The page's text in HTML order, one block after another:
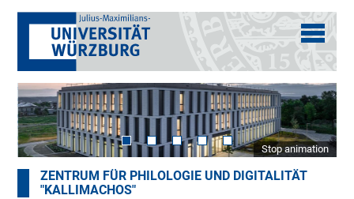
Stop animation
ZENTRUM FÜR PHILOLOGIE UND DIGITALITÄT
"KALLIMACHOS"